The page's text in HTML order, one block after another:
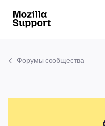
Форумы сообщества